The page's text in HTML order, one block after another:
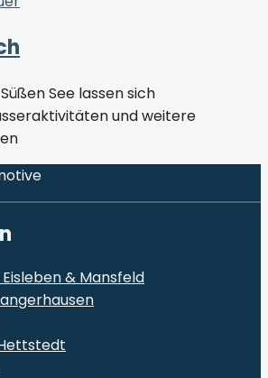
See lassen sich
und weitere
& Mansfeld